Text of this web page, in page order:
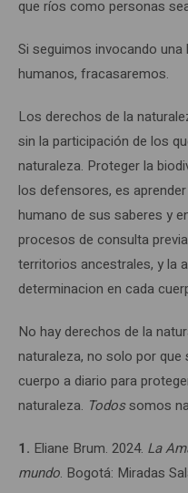
que ríos como personas
Si seguimos invocando
humanos, fracasaremos.
Los derechos de la
sin la participación de los
naturaleza. Proteger la
los defensores, es
humano de sus saberes y
procesos de consulta
territorios ancestrales, y la
determinacion en cada
No hay derechos de la
naturaleza, no solo por que
cuerpo a diario para
naturaleza. Todossomos
1. Eliane Brum. 2024. La
mundo. Bogotá: Miradas